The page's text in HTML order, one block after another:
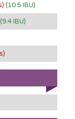
(10.5 IBU)
(9.4 IBU)